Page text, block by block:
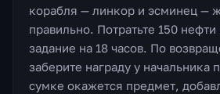
корабля — линкор и эсминец —
правильно. Потратьте 150 нефти
задание на 18 часов. По
заберите награду у начальника
сумке окажется предмет,